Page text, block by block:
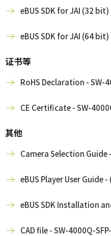
eBUS SDK for JAI (32 bit)
eBUS SDK for JAI (64 bit)
证书等
RoHS Declaration - SW-
CE Certificate - SW-
其他
Camera Selection Guide
eBUS Player User Guide
eBUS SDK Installation
CAD file - SW-4000Q-